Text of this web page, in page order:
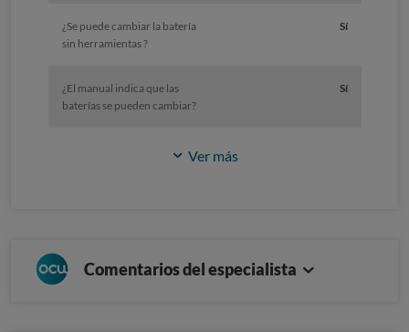
¿Se puede cambiar la batería
sin herramientas ?
Sí
¿El manual indica que las
baterías se pueden cambiar?
Sí
Ver más
Comentarios del especialista